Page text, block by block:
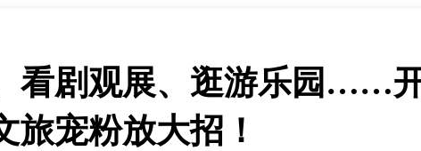
看剧观展、逛游乐园……
旅宠粉放大招！